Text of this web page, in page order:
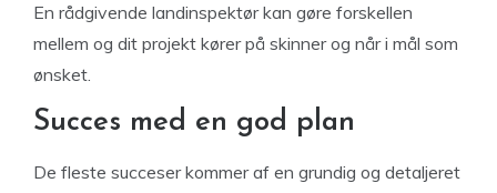
En rådgivende landinspektør kan gøre forskellen
mellem og dit projekt kører på skinner og når i mål som
ønsket.
Succes med en god plan
De fleste succeser kommer af en grundig og detaljeret